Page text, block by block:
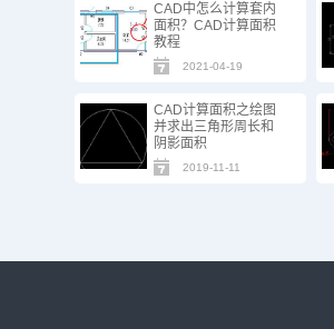
CAD中怎么计算套内
面积？CAD计算面积
教程
2021-04-19
CAD计算面积之绘图
并求出三角形周长和
阴影面积
2019-11-11